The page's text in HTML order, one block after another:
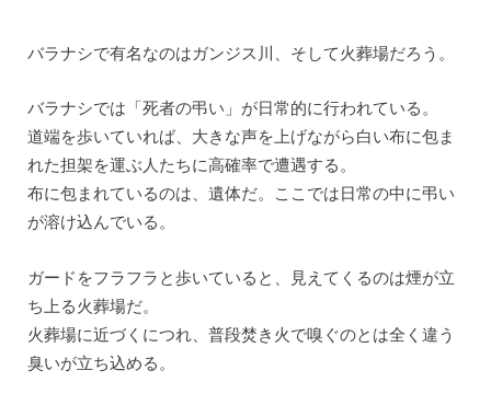
バラナシで有名なのはガンジス川、そして火葬場だろう。
バラナシでは「死者の弔い」が日常的に行われている。
道端を歩いていれば、大きな声を上げながら白い布に包ま
れた担架を運ぶ人たちに高確率で遭遇する。
布に包まれているのは、遺体だ。ここでは日常の中に弔い
が溶け込んでいる。
ガードをフラフラと歩いていると、見えてくるのは煙が立
ち上る火葬場だ。
火葬場に近づくにつれ、普段焚き火で嗅ぐのとは全く違う
臭いが立ち込める。